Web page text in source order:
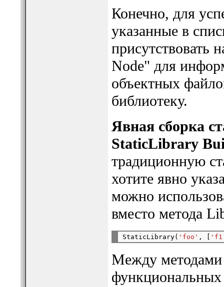
Конечно, для
указанные в
присутствовать
Node" для
объектных
библиотеку.
Явная сборка
StaticLibrary
традиционную
хотите явно
можно
вместо метода
StaticLibrary( 'foo' , [
Между